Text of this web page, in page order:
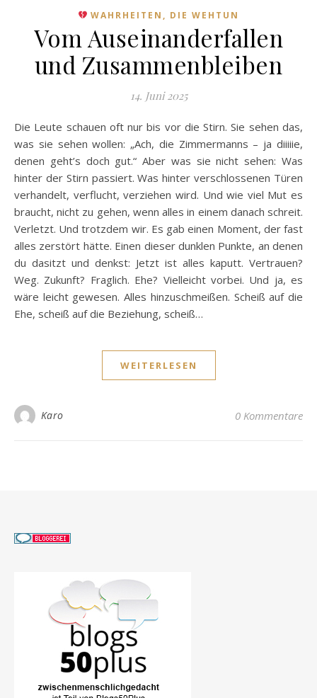
WAHRHEITEN, DIE WEHTUN
Vom Auseinanderfallen
und Zusammenbleiben
14. Juni 2025
Die Leute schauen oft nur bis vor die Stirn. Sie sehen das,
was sie sehen wollen: „Ach, die Zimmermanns – ja diiiiie,
denen geht’s doch gut.“ Aber was sie nicht sehen: Was
hinter der Stirn passiert. Was hinter verschlossenen Türen
verhandelt, verflucht, verziehen wird. Und wie viel Mut es
braucht, nicht zu gehen, wenn alles in einem danach schreit.
Verletzt. Und trotzdem wir. Es gab einen Moment, der fast
alles zerstört hätte. Einen dieser dunklen Punkte, an denen
du dasitzt und denkst: Jetzt ist alles kaputt. Vertrauen?
Weg. Zukunft? Fraglich. Ehe? Vielleicht vorbei. Und ja, es
wäre leicht gewesen. Alles hinzuschmeißen. Scheiß auf die
Ehe, scheiß auf die Beziehung, scheiß…
WEITERLESEN
Karo 0 Kommentare